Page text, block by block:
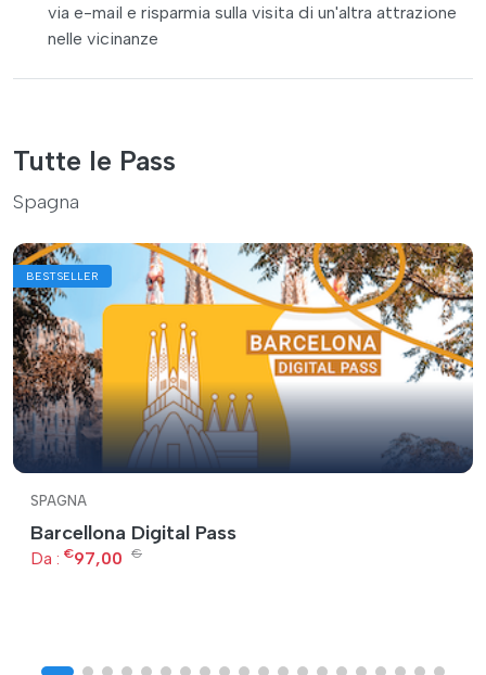
via e-mail e risparmia sulla visita di un'altra attrazione
nelle vicinanze
Tutte le Pass
Spagna
BESTSELLER
SPAGNA
Barcellona Digital Pass
Da : €97,00 €